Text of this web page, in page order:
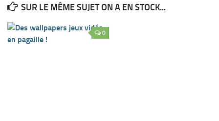
SUR LE MÊME SUJET ON A EN STOCK...
0